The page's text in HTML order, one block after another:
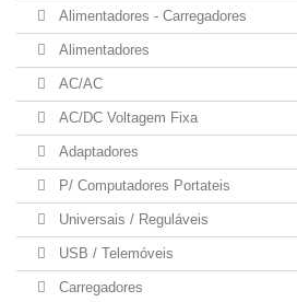
Alimentadores - Carregadores
Alimentadores
AC/AC
AC/DC Voltagem Fixa
Adaptadores
P/ Computadores Portateis
Universais / Reguláveis
USB / Telemóveis
Carregadores